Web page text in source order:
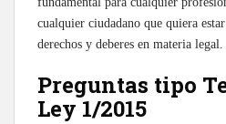
cualquier ciudadano que quiera
derechos y deberes en materia legal.
Preguntas tipo
Ley 1/2015